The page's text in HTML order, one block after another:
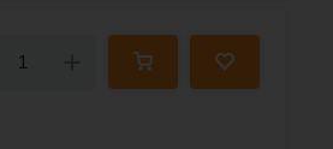
Down